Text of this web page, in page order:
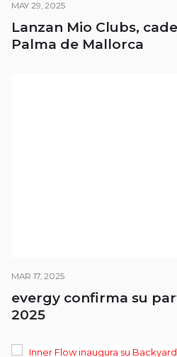
MAY 29, 2025
Lanzan Mio Clubs,
Palma de Mallorca
MAR 17, 2025
evergy confirma su
2025